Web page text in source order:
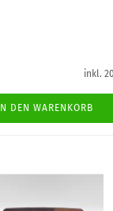
inkl.
IN DEN WARENKORB